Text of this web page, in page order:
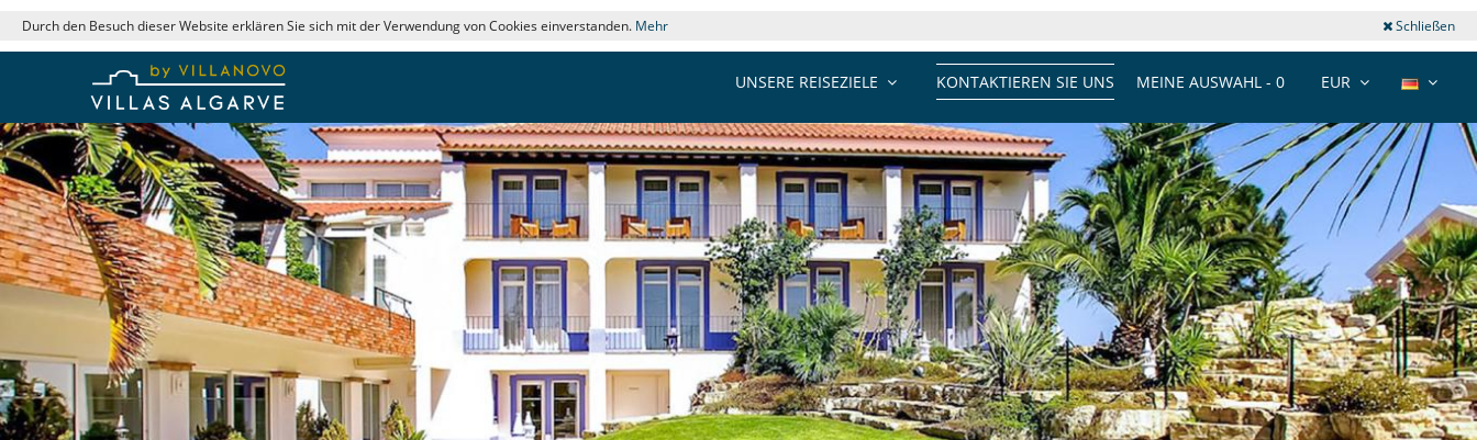
Durch den Besuch dieser Website erklären Sie sich mit der Verwendung von Cookies einverstanden. Mehr Schließen
EUR
MEINE AUSWAHL - 0
KONTAKTIEREN SIE UNS
UNSERE REISEZIELE